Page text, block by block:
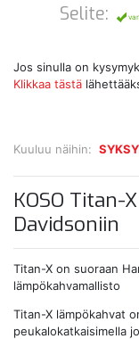
Kuuluu näihin:
Selite:
Jos sinulla on
Klikkaa tästä
KOSO
Davidsoniin
Titan-X on suoraan
lämpökahvamallisto
Titan-X lämpökahvat
peukalokatkaisimella